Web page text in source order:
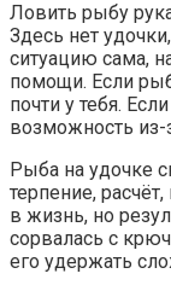
Ловить рыбу
Здесь нет
ситуацию сама,
помощи. Если
почти у тебя.
возможность из-
Рыба на удочке
терпение,
в жизнь, но
сорвалась с
его удержать